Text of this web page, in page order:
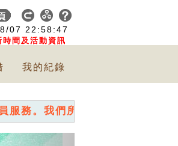
07 22:58:49
間及活動資訊
我的紀錄
舉辦的各項活動，直接報名即
Next